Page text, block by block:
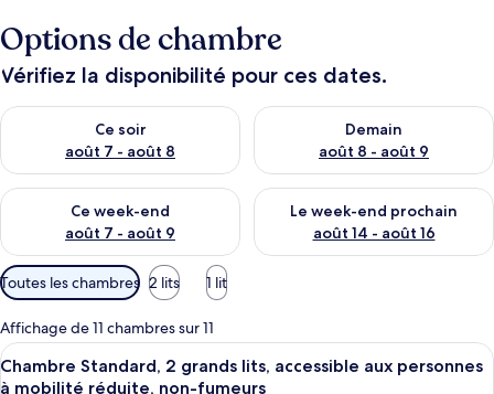
Options de chambre
Vérifiez la disponibilité pour ces dates.
Ce soir
août 7 - août 8
Vérifier la disponibilité pour ce soir août 7 - août 8
Demain
août 8 - août 9
Vérifier la disponibilité pour
Ce week-end
août 7 - août 9
Vérifier la disponibilité pour ce week-end août 7 - août 9
Le week-end prochain
août 14 - août 16
Vérifier la disponibilité pour
Filtres
disponibles
pour
les
chambres
Toutes les chambres 2 lits 1 lit
Affichage de 11 chambres sur 11
Afficher
toutes
Une chambre d’hôtel avec deux
7
Chambre Standard, 2 grands lits, accessible aux personnes
à mobilité réduite, non-fumeurs